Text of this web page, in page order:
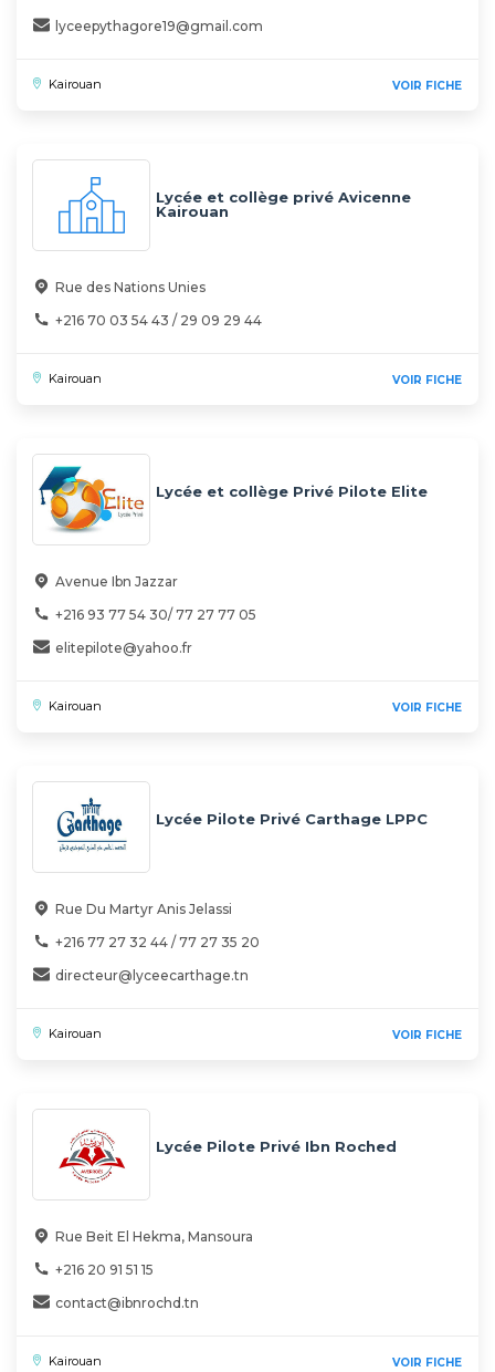
lyceepythagore19@gmail.com
Kairouan VOIR FICHE
Lycée et collège privé Avicenne
Kairouan
Rue des Nations Unies
+216 70 03 54 43 / 29 09 29 44
Kairouan VOIR FICHE
Lycée et collège Privé Pilote Elite
Avenue Ibn Jazzar
+216 93 77 54 30/ 77 27 77 05
elitepilote@yahoo.fr
Kairouan VOIR FICHE
Lycée Pilote Privé Carthage LPPC
Rue Du Martyr Anis Jelassi
+216 77 27 32 44 / 77 27 35 20
directeur@lyceecarthage.tn
Kairouan VOIR FICHE
Lycée Pilote Privé Ibn Roched
Rue Beit El Hekma, Mansoura
+216 20 91 51 15
contact@ibnrochd.tn
Kairouan VOIR FICHE